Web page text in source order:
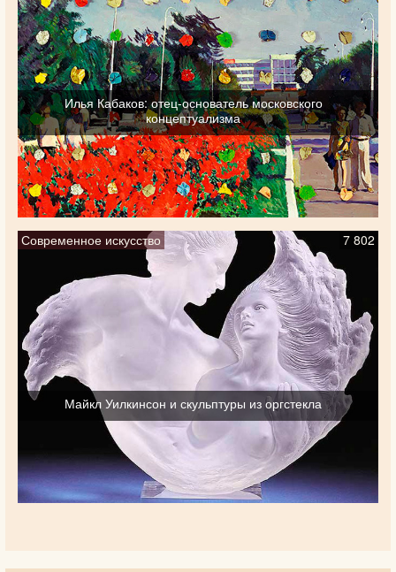
Илья Кабаков: отец-основатель московского
концептуализма
Современное искусство 7 802
Майкл Уилкинсон и скульптуры из оргстекла